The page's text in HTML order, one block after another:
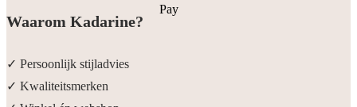
Waarom Kadarine?
✓ Persoonlijk stijladvies
✓ Kwaliteitsmerken